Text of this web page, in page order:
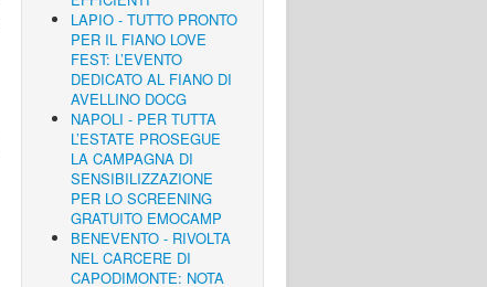
LAPIO - TUTTO PRONTO
PER IL FIANO LOVE
FEST: L’EVENTO
DEDICATO AL FIANO DI
AVELLINO DOCG
NAPOLI - PER TUTTA
L’ESTATE PROSEGUE
LA CAMPAGNA DI
SENSIBILIZZAZIONE
PER LO SCREENING
GRATUITO EMOCAMP
BENEVENTO - RIVOLTA
NEL CARCERE DI
CAPODIMONTE: NOTA